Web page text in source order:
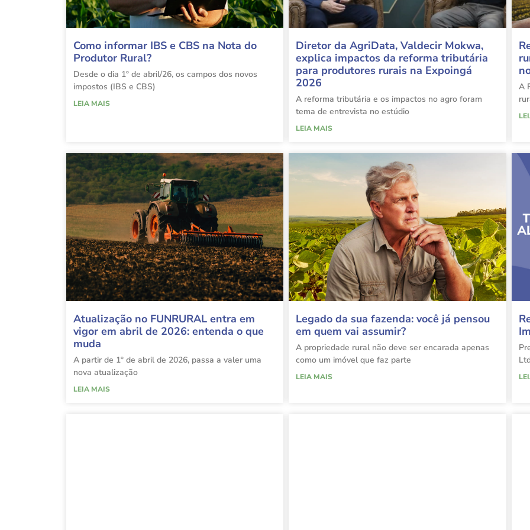
Como informar IBS e CBS na Nota do
Produtor Rural?
Desde o dia 1º de abril/26, os campos dos novos
impostos (IBS e CBS)
LEIA MAIS
Diretor da AgriData, Valdecir Mokwa,
explica impactos da reforma tributária
para produtores rurais na Expoingá
2026
A reforma tributária e os impactos no agro foram
tema de entrevista no estúdio
LEIA MAIS
A
Atualização no FUNRURAL entra em
vigor em abril de 2026: entenda o que
muda
A partir de 1º de abril de 2026, passa a valer uma
nova atualização
LEIA MAIS
Legado da sua fazenda: você já pensou
em quem vai assumir?
A propriedade rural não deve ser encarada apenas
como um imóvel que faz parte
LEIA MAIS